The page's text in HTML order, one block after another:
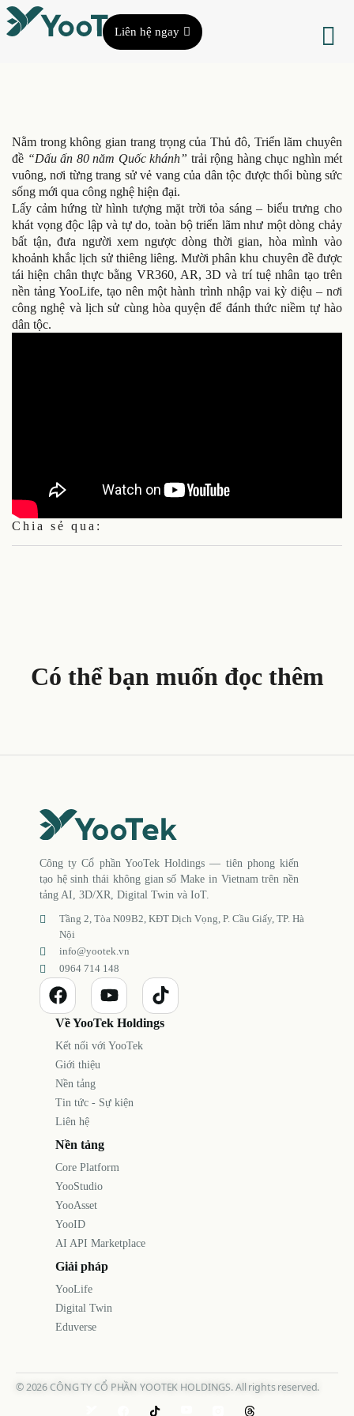
Liên hệ ngay
Nằm trong không gian trang trọng của Thủ đô, Triển lãm chuyên
đề “Dấu ấn 80 năm Quốc khánh” trải rộng hàng chục nghìn mét
vuông, nơi từng trang sử vẻ vang của dân tộc được thổi bùng sức
sống mới qua công nghệ hiện đại.
Lấy cảm hứng từ hình tượng mặt trời tỏa sáng – biểu trưng cho
khát vọng độc lập và tự do, toàn bộ triển lãm như một dòng chảy
bất tận, đưa người xem ngược dòng thời gian, hòa mình vào
khoảnh khắc lịch sử thiêng liêng. Mười phân khu chuyên đề được
tái hiện chân thực bằng VR360, AR, 3D và trí tuệ nhân tạo trên
nền tảng YooLife, tạo nên một hành trình nhập vai kỳ diệu – nơi
công nghệ và lịch sử cùng hòa quyện để đánh thức niềm tự hào
dân tộc.
Chia sẻ qua:
Có thể bạn muốn đọc thêm
Công ty Cổ phần YooTek Holdings — tiên phong kiến
tạo hệ sinh thái không gian số Make in Vietnam trên nền
tảng AI, 3D/XR, Digital Twin và IoT.
Tầng 2, Tòa N09B2, KĐT Dịch Vọng, P. Cầu Giấy, TP. Hà
Nội
info@yootek.vn
0964 714 148
Về YooTek Holdings
Kết nối với YooTek
Giới thiệu
Nền tảng
Tin tức - Sự kiện
Liên hệ
Nền tảng
Core Platform
YooStudio
YooAsset
YooID
AI API Marketplace
Giải pháp
YooLife
Digital Twin
Eduverse
©2026CÔNG TY CỔ PHẦN YOOTEK HOLDINGS. All rights reserved.